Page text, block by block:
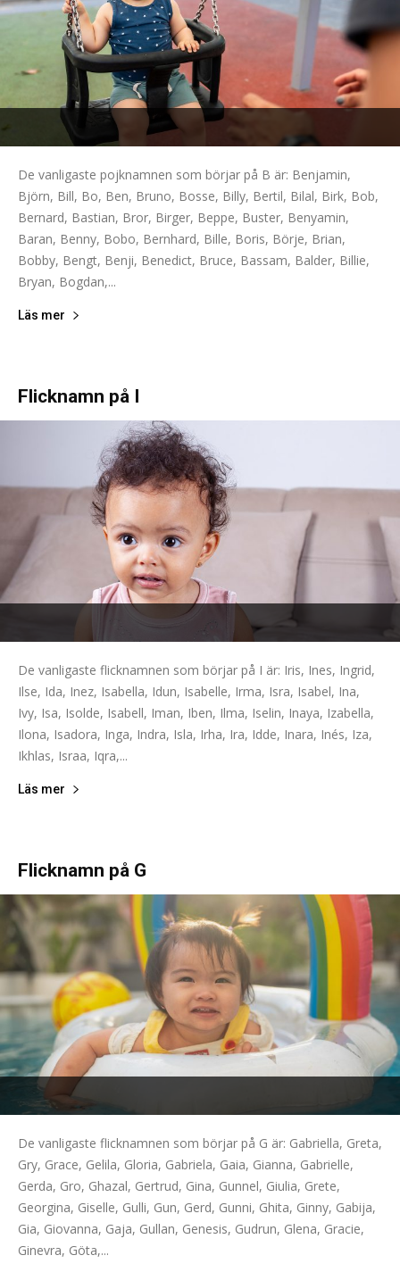
De vanligaste pojknamnen som börjar på B är: Benjamin,
Björn, Bill, Bo, Ben, Bruno, Bosse, Billy, Bertil, Bilal, Birk, Bob,
Bernard, Bastian, Bror, Birger, Beppe, Buster, Benyamin,
Baran, Benny, Bobo, Bernhard, Bille, Boris, Börje, Brian,
Bobby, Bengt, Benji, Benedict, Bruce, Bassam, Balder, Billie,
Bryan, Bogdan,...
Läs mer
Flicknamn på I
De vanligaste flicknamnen som börjar på I är: Iris, Ines, Ingrid,
Ilse, Ida, Inez, Isabella, Idun, Isabelle, Irma, Isra, Isabel, Ina,
Ivy, Isa, Isolde, Isabell, Iman, Iben, Ilma, Iselin, Inaya, Izabella,
Ilona, Isadora, Inga, Indra, Isla, Irha, Ira, Idde, Inara, Inés, Iza,
Ikhlas, Israa, Iqra,...
Läs mer
Flicknamn på G
De vanligaste flicknamnen som börjar på G är: Gabriella, Greta,
Gry, Grace, Gelila, Gloria, Gabriela, Gaia, Gianna, Gabrielle,
Gerda, Gro, Ghazal, Gertrud, Gina, Gunnel, Giulia, Grete,
Georgina, Giselle, Gulli, Gun, Gerd, Gunni, Ghita, Ginny, Gabija,
Gia, Giovanna, Gaja, Gullan, Genesis, Gudrun, Glena, Gracie,
Ginevra, Göta,...